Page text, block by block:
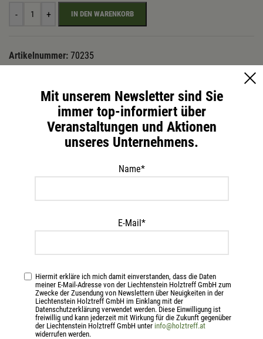
- + IN DEN WARENKORB
Artikelnummer: 70235
PRODUKTEIGENSCHAFTEN :
> Hochverdichtetes Stahlseil mit Stahlseele für den Bodenzug bei
> Konstruktion: 6 x 25 – Kreuzschlag rechts. 150-drähtig
und geschmeidig.
> Die Oberfläche ist fast komplett rund und bietet so
Beschädigungen (zB. Steinen) keine Ansatzpunkte.
anführen
> Jede gewünschte Länge ist lieferbar.
Zusätzliche Information
Mit unserem Newsletter sind Sie
immer top-informiert über
Veranstaltungen und Aktionen
unseres Unternehmens.
Name*
E-Mail*
Hiermit erkläre ich mich damit einverstanden, dass die Daten
meiner E-Mail-Adresse von der Liechtenstein Holztreff GmbH zum
Zwecke der Zusendung von Newslettern über Neuigkeiten in der
Liechtenstein Holztreff GmbH im Einklang mit der
Datenschutzerklärung verwendet werden. Diese Einwilligung ist
freiwillig und kann jederzeit mit Wirkung für die Zukunft gegenüber
der Liechtenstein Holztreff GmbH unter info@holztreff.at
widerrufen werden.